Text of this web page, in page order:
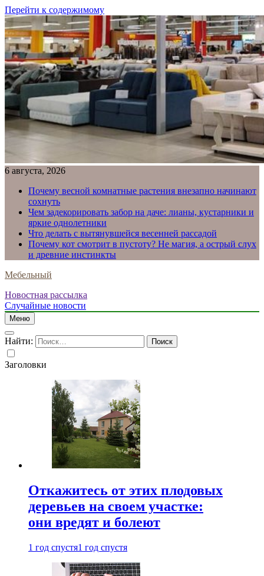
Перейти к содержимому
6 августа, 2026
Почему весной комнатные растения внезапно начинают
сохнуть
Чем задекорировать забор на даче: лианы, кустарники и
яркие однолетники
Что делать с вытянувшейся весенней рассадой
Почему кот смотрит в пустоту? Не магия, а острый слух
и древние инстинкты
Мебельный
Новостная рассылка
Случайные новости
Меню
Найти:
Заголовки
Откажитесь от этих плодовых
деревьев на своем участке:
они вредят и болеют
1 год спустя1 год спустя